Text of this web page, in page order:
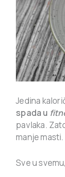
Jedina
spada u
pavlaka.
manje
Sve u